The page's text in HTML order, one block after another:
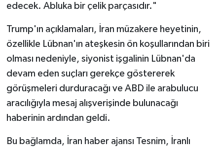
edecek. Abluka bir çelik parçasıdır."
Trump'ın açıklamaları, İran müzakere heyetinin,
özellikle Lübnan'ın ateşkesin ön koşullarından biri
olması nedeniyle, siyonist işgalinin Lübnan'da
devam eden suçları gerekçe göstererek
görüşmeleri durduracağı ve ABD ile arabulucu
aracılığıyla mesaj alışverişinde bulunacağı
haberinin ardından geldi.
Bu bağlamda, İran haber ajansı Tesnim, İranlı